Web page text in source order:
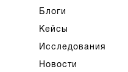
Блоги
Кейсы
Исследования
Новости